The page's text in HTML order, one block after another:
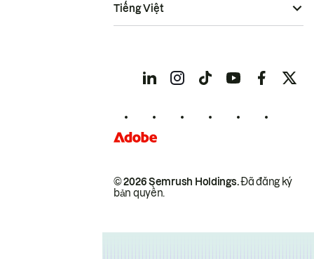
© 2026 Semrush Holdings.Đã đăng ký
bản quyền.
Tiếng Việt